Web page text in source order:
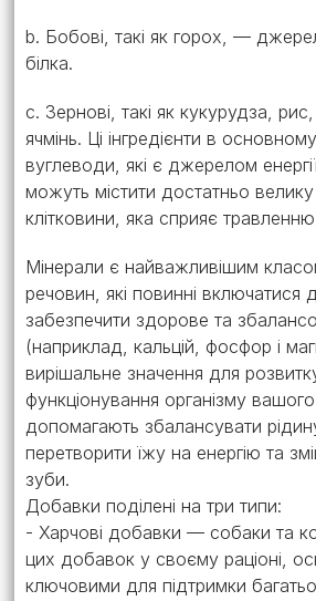
b. Бобові, такі як горох, —
білка.
c. Зернові, такі як кукурудза,
ячмінь. Ці інгредієнти в
вуглеводи, які є джерелом
можуть містити достатньо велику
клітковини, яка сприяє
Мінерали є найважливішим
речовин, які повинні включатися
забезпечити здорове та
(наприклад, кальцій, фосфор і
вирішальне значення для
функціонування організму
допомагають збалансувати
перетворити їжу на енергію та
зуби.
Добавки поділені на три типи:
- Харчові добавки — собаки та
цих добавок у своєму раціоні,
ключовими для підтримки